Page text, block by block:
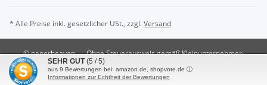
* Alle Preise inkl. gesetzlicher USt., zzgl.Versand
© paperheaven
Ohne Steuerausweis gemäß Kleinunternehmer-
Regelung §19 UstG.
Powered byJTL-Shop
SEHR GUT (5 / 5)
aus 9 Bewertungen bei: amazon.de, shopvote.de ⓘ
Informationen zur Echtheit der Bewertungen